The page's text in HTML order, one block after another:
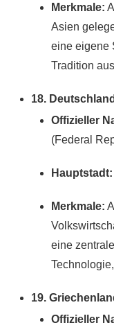
Merkmale:
Asien
eine eigene
Tradition
18.
Offizieller
(Federal
Hauptstadt:
Merkmale:
eine
19.
Offizieller